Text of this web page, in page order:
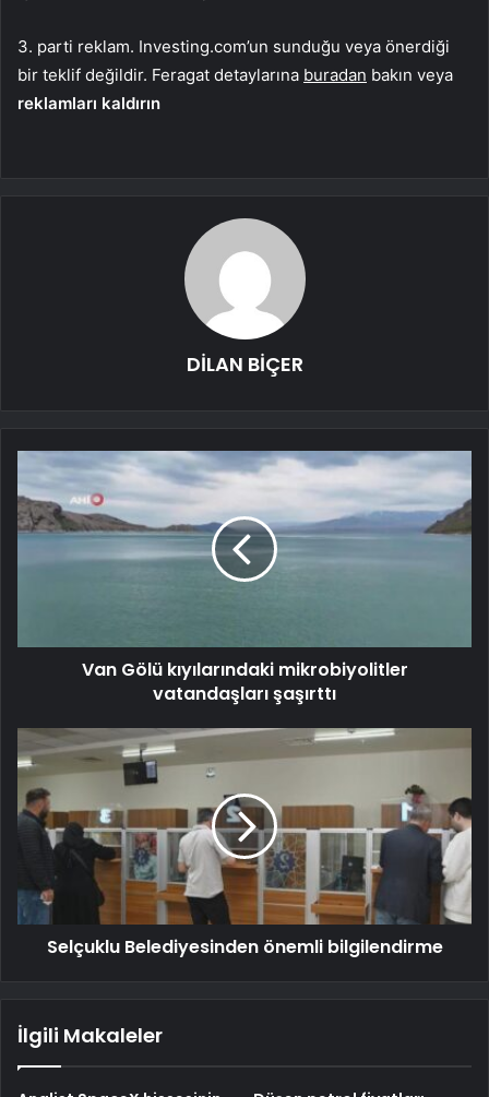
3. parti reklam. Investing.com’un sunduğu veya önerdiği
bir teklif değildir. Feragat detaylarına buradan bakın veya
reklamları kaldırın
DİLAN BİÇER
Van Gölü kıyılarındaki mikrobiyolitler
vatandaşları şaşırttı
Selçuklu Belediyesinden önemli bilgilendirme
İlgili Makaleler